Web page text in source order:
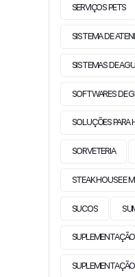
SERVIÇOS PETS
SISTEMA DE
SISTEMAS DE
SOFTWARES DE
SOLUÇÕES PARA
SORVETERIA
STEAK HOUSE E
SUCOS
SUPLEMENTAÇÃO